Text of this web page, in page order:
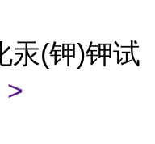
汞(钾)钾试
>